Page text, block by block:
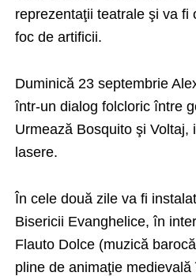
reprezentaţii teatrale şi va
foc de artificii.
Duminică 23 septembrie
într-un dialog folcloric între
Urmează Bosquito şi
lasere.
În cele două zile va fi
Bisericii Evanghelice, în
Flauto Dolce (muzică
pline de animaţie